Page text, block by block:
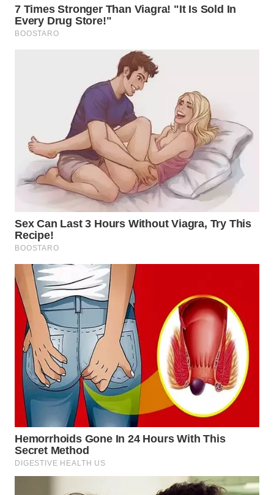
WN
KARO
LABUHANBATU
WN
TAPANULI
TENGAH
WN DELI
SERDANG
WN
TEBING
TINGGI
WN
PAKPAK
WN
KARAWANG
WN
BEKASI
WN
BOGOR